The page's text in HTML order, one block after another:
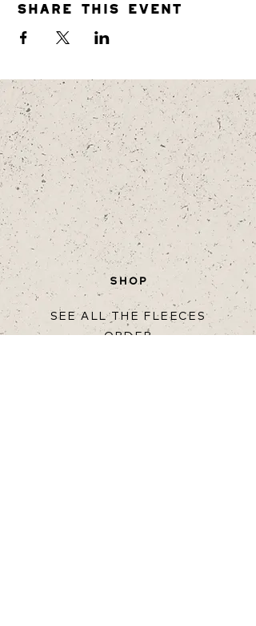
Share this event
SHOP
SEE ALL THE FLEECES
ORDER